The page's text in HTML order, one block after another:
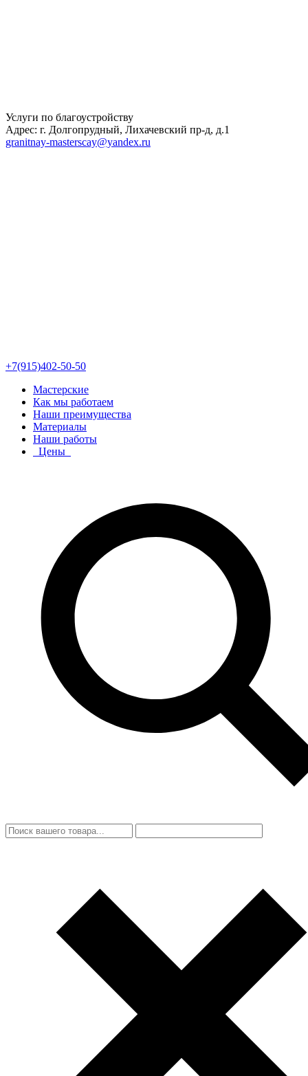
Услуги по благоустройству
Адрес: г. Долгопрудный, Лихачевский пр-д, д.1
granitnay-masterscay@yandex.ru
+7(915)402-50-50
Мастерские
Как мы работаем
Наши преимущества
Материалы
Наши работы
Цены